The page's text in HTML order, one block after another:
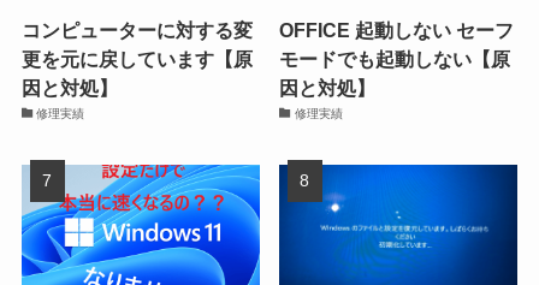
コンピューターに対する変
更を元に戻しています【原
因と対処】
修理実績
OFFICE 起動しない セーフ
モードでも起動しない【原
因と対処】
修理実績